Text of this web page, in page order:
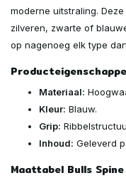
moderne uitstraling.
zilveren, zwarte of
op nagenoeg elk type
Materiaal:
Kleur: Blauw.
Grip:
Inhoud: Geleverd
Maattabel Bulls Spine